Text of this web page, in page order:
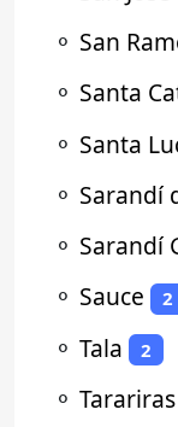
⚬ San
⚬ Santa
⚬ Santa
⚬ Sarandí
⚬ Sarandí
⚬ Sauce 2
⚬ Tala 2
⚬ Tarariras